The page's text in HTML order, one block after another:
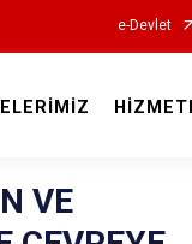
e-Devlet
VE